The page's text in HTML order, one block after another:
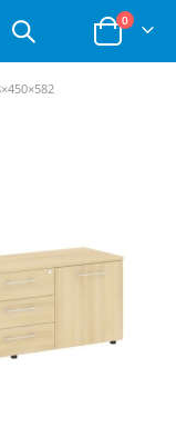
Корзина
0позиции